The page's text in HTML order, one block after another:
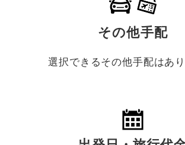
その他手配
選択できるその他手配はあ